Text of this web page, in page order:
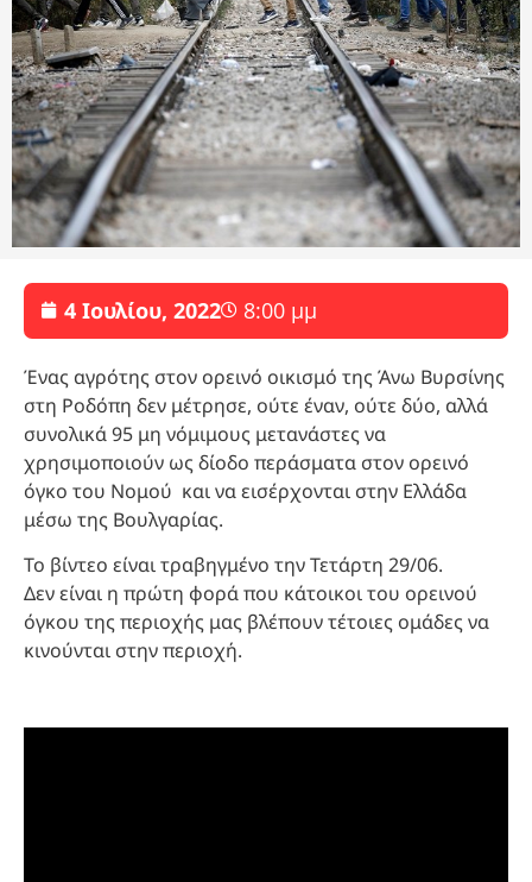
4 Ιουλίου, 2022 8:00 μμ
Ένας αγρότης στον ορεινό οικισμό της Άνω Βυρσίνης
στη Ροδόπη δεν μέτρησε, ούτε έναν, ούτε δύο, αλλά
συνολικά 95 μη νόμιμους μετανάστες να
χρησιμοποιούν ως δίοδο περάσματα στον ορεινό
όγκο του Νομού και να εισέρχονται στην Ελλάδα
μέσω της Βουλγαρίας.
Το βίντεο είναι τραβηγμένο την Τετάρτη 29/06.
Δεν είναι η πρώτη φορά που κάτοικοι του ορεινού
όγκου της περιοχής μας βλέπουν τέτοιες ομάδες να
κινούνται στην περιοχή.